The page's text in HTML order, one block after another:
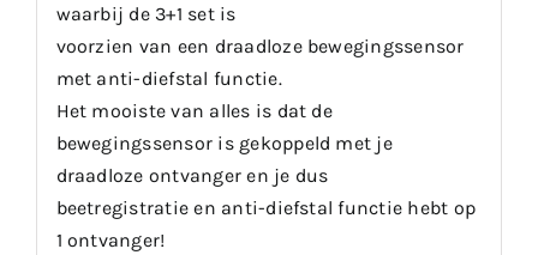
waarbij de 3+1 set is
voorzien van een draadloze bewegingssensor
met anti-diefstal functie.
Het mooiste van alles is dat de
bewegingssensor is gekoppeld met je
draadloze ontvanger en je dus
beetregistratie en anti-diefstal functie hebt op
1 ontvanger!